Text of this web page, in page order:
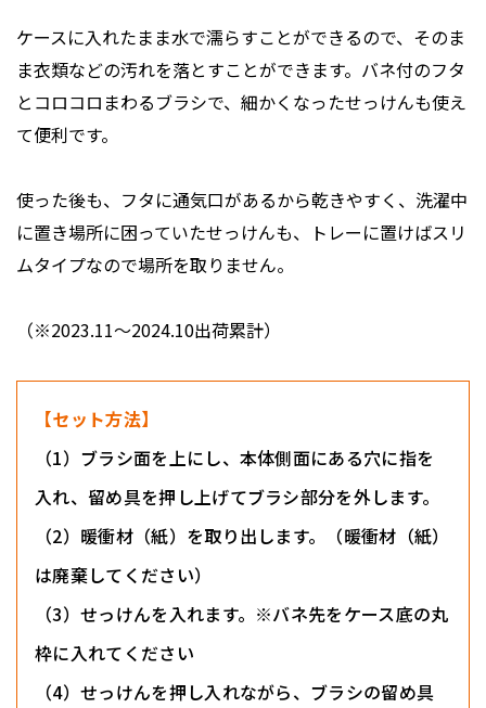
ケースに入れたまま水で濡らすことができるので、そのま
ま衣類などの汚れを落とすことができます。バネ付のフタ
とコロコロまわるブラシで、細かくなったせっけんも使え
て便利です。
使った後も、フタに通気口があるから乾きやすく、洗濯中
に置き場所に困っていたせっけんも、トレーに置けばスリ
ムタイプなので場所を取りません。
（※2023.11〜2024.10出荷累計）
【セット方法】
（1）ブラシ面を上にし、本体側面にある穴に指を
入れ、留め具を押し上げてブラシ部分を外します。
（2）暖衝材（紙）を取り出します。（暖衝材（紙）
は廃棄してください）
（3）せっけんを入れます。※バネ先をケース底の丸
枠に入れてください
（4）せっけんを押し入れながら、ブラシの留め具